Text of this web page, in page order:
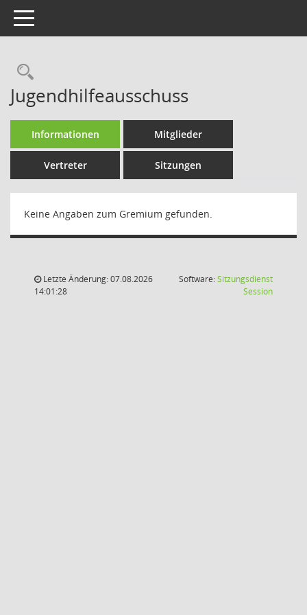
Toggle navigation
Rechercheauswahl
Jugendhilfeausschuss
Informationen Mitglieder
Vertreter Sitzungen
Keine Angaben zum Gremium gefunden.
Letzte Änderung: 07.08.2026
14:01:28
Software:Sitzungsdienst
Session(Wird in